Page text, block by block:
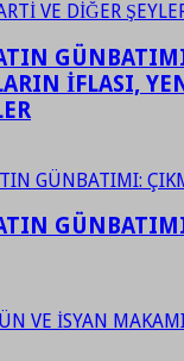
İFLASI,